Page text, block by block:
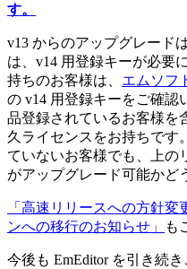
す。
v13 からのアップグレード
は、v14 用登録キーが必要
持ちのお客様は、 エムソフ
の v14 用登録キーをご確認
品登録されているお客様を
久ライセンスをお持ちです
ていないお客様でも、上の
がアップグレード可能かど
「高速リリースへの方針
ンへの移行のお知らせ」
も
今後も EmEditor を引き続